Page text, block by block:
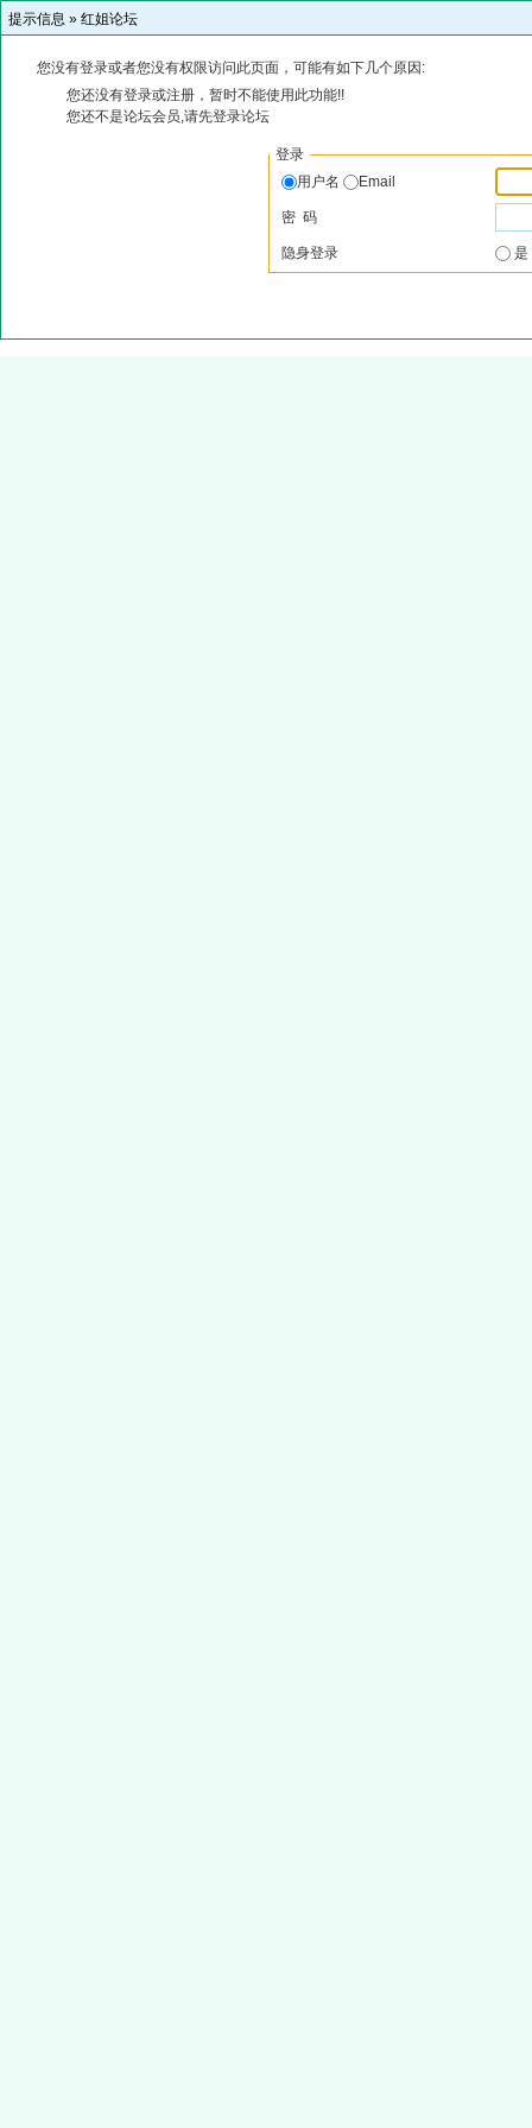
提示信息 » 红姐论坛
您没有登录或者您没有权限访问此页面，可能有如下几个原因:
您还没有登录或注册，暂时不能使用此功能!!
您还不是论坛会员,请先登录论坛
登录
用户名
Email
密 码
隐身登录